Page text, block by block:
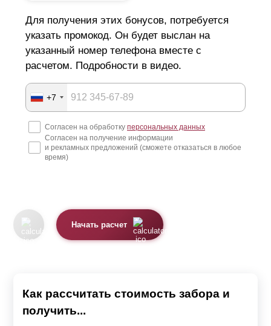
Для получения этих бонусов, потребуется
указать промокод. Он будет выслан на
указанный номер телефона вместе с
расчетом. Подробности в видео.
+7
Согласен на обработку персональных данных
Согласен на получение информации
и рекламных предложений (сможете отказаться в любое
время)
Начать расчет
Как рассчитать стоимость забора и
получить...